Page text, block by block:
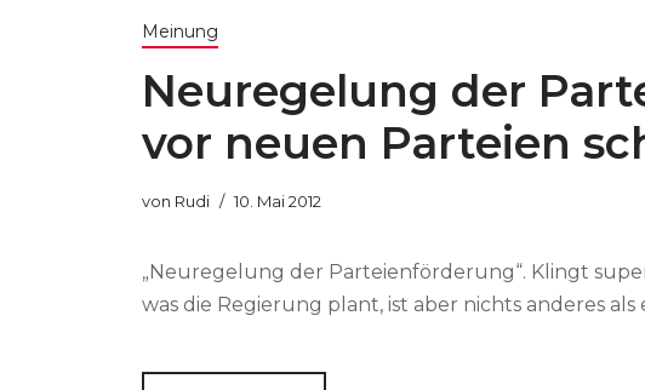
Meinung
Neuregelung der
vor neuen Parteien
von Rudi 10. Mai 2012
„Neuregelung der Parteienförderung“. Klingt
was die Regierung plant, ist aber nichts anderes als